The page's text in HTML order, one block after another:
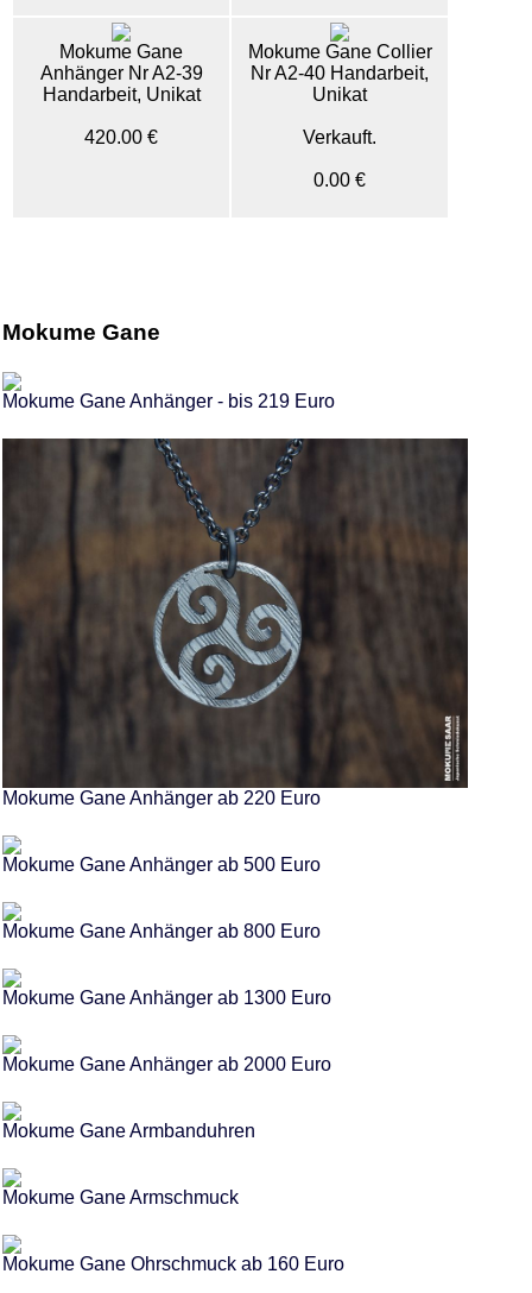
Mokume Gane
Anhänger Nr A2-39
Handarbeit, Unikat
420.00 €
Mokume Gane Collier
Nr A2-40 Handarbeit,
Unikat
Verkauft.
0.00 €
Mokume Gane
Mokume Gane Anhänger - bis 219 Euro
Mokume Gane Anhänger ab 220 Euro
Mokume Gane Anhänger ab 500 Euro
Mokume Gane Anhänger ab 800 Euro
Mokume Gane Anhänger ab 1300 Euro
Mokume Gane Anhänger ab 2000 Euro
Mokume Gane Armbanduhren
Mokume Gane Armschmuck
Mokume Gane Ohrschmuck ab 160 Euro